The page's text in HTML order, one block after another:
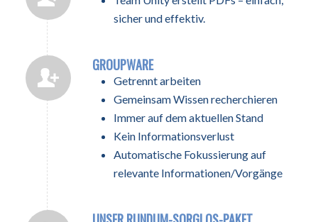
sicher und effektiv.
GROUPWARE
Getrennt arbeiten
Gemeinsam Wissen recherchieren
Immer auf dem aktuellen Stand
Kein Informationsverlust
Automatische Fokussierung auf
relevante Informationen/Vorgänge